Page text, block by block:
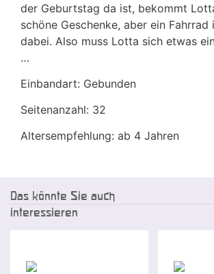
der Geburtstag da ist, bekommt
schöne Geschenke, aber ein Fahrrad
dabei. Also muss Lotta sich etwas
…
Einbandart: Gebunden
Seitenanzahl: 32
Altersempfehlung: ab 4 Jahren
Das könnte Sie auch
interessieren